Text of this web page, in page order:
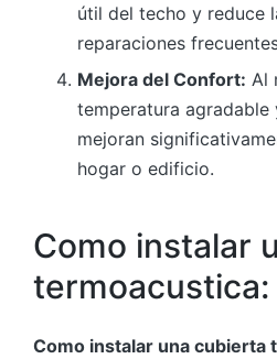
útil del techo y reduce
reparaciones
Mejora del Confort: Al
temperatura agradable
mejoran
hogar o edificio.
Como instalar
termoacustica:
Como instalar una cubierta